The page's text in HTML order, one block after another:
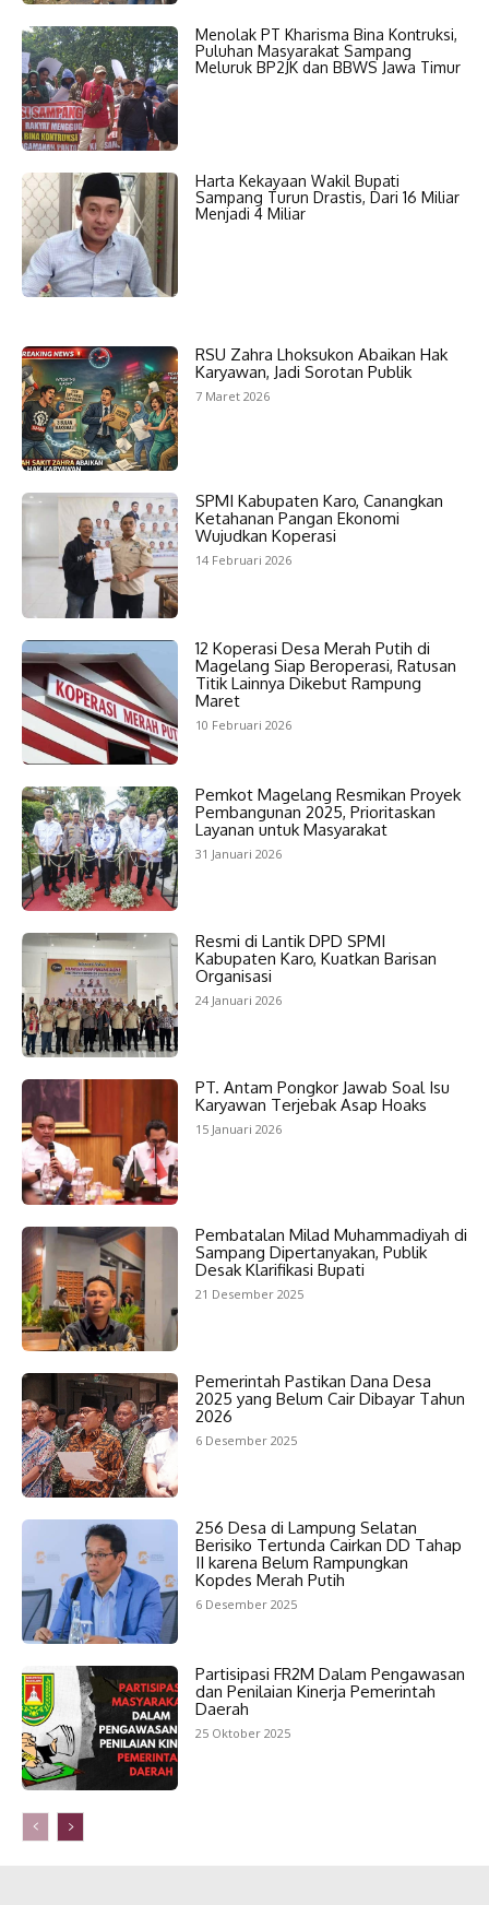
Menolak PT Kharisma Bina Kontruksi,
Puluhan Masyarakat Sampang
Meluruk BP2JK dan BBWS Jawa Timur
Harta Kekayaan Wakil Bupati
Sampang Turun Drastis, Dari 16 Miliar
Menjadi 4 Miliar
RSU Zahra Lhoksukon Abaikan Hak
Karyawan, Jadi Sorotan Publik
7 Maret 2026
SPMI Kabupaten Karo, Canangkan
Ketahanan Pangan Ekonomi
Wujudkan Koperasi
14 Februari 2026
12 Koperasi Desa Merah Putih di
Magelang Siap Beroperasi, Ratusan
Titik Lainnya Dikebut Rampung
Maret
10 Februari 2026
Pemkot Magelang Resmikan Proyek
Pembangunan 2025, Prioritaskan
Layanan untuk Masyarakat
31 Januari 2026
Resmi di Lantik DPD SPMI
Kabupaten Karo, Kuatkan Barisan
Organisasi
24 Januari 2026
PT. Antam Pongkor Jawab Soal Isu
Karyawan Terjebak Asap Hoaks
15 Januari 2026
Pembatalan Milad Muhammadiyah di
Sampang Dipertanyakan, Publik
Desak Klarifikasi Bupati
21 Desember 2025
Pemerintah Pastikan Dana Desa
2025 yang Belum Cair Dibayar Tahun
2026
6 Desember 2025
256 Desa di Lampung Selatan
Berisiko Tertunda Cairkan DD Tahap
II karena Belum Rampungkan
Kopdes Merah Putih
6 Desember 2025
Partisipasi FR2M Dalam Pengawasan
dan Penilaian Kinerja Pemerintah
Daerah
25 Oktober 2025